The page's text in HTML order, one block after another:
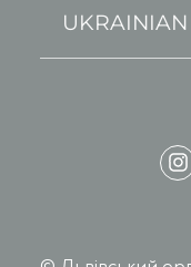
UKRAINIAN